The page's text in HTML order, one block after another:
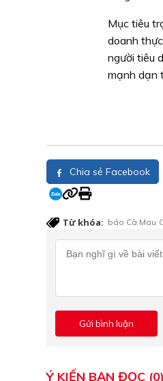
Mục tiêu
doanh
người tiêu
mạnh dạn
Chia sẻ Facebook
Từ khóa: báo Cà Mau
Ý KIẾN BẠN ĐỌC (0)